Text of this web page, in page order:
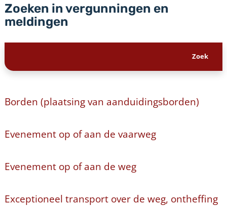
Zoeken in vergunningen en
meldingen
Borden (plaatsing van aanduidingsborden)
Evenement op of aan de vaarweg
Evenement op of aan de weg
Exceptioneel transport over de weg, ontheffing